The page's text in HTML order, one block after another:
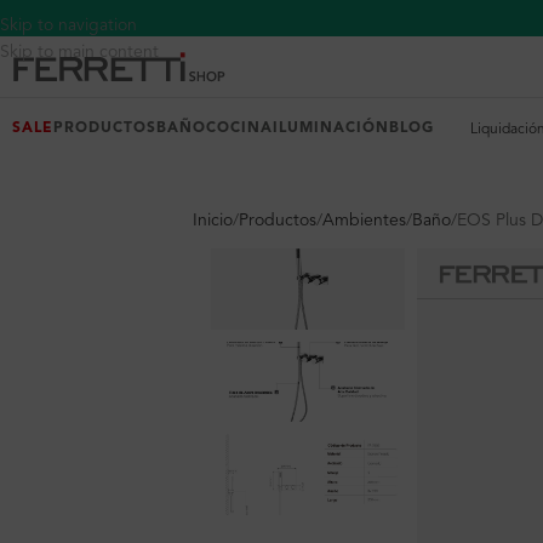
Skip to navigation
Skip to main content
SALE PRODUCTOS BAÑOCOCINA ILUMINACIÓN BLOG Liquidación
Inicio Productos Ambientes Baño EOS Plus